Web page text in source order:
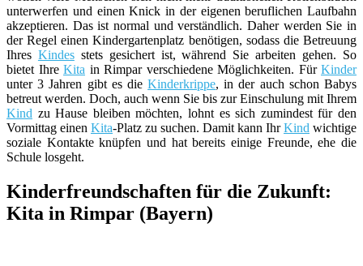
unterwerfen und einen Knick in der eigenen beruflichen Laufbahn
akzeptieren. Das ist normal und verständlich. Daher werden Sie in
der Regel einen Kindergartenplatz benötigen, sodass die Betreuung
Ihres Kindesstets gesichert ist, während Sie arbeiten gehen. So
bietet Ihre Kita in Rimpar verschiedene Möglichkeiten. Für Kinder
unter 3 Jahren gibt es dieKinderkrippe, in der auch schon Babys
betreut werden. Doch, auch wenn Sie bis zur Einschulung mit Ihrem
Kind zu Hause bleiben möchten, lohnt es sich zumindest für den
Vormittag einen Kita-Platz zu suchen. Damit kann IhrKind wichtige
soziale Kontakte knüpfen und hat bereits einige Freunde, ehe die
Schule losgeht.
Kinderfreundschaften für die Zukunft:
Kita in Rimpar (Bayern)